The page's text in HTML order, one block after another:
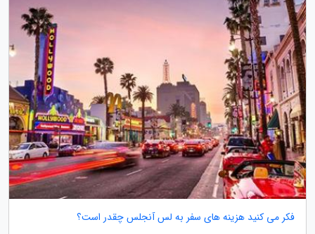
فکر می کنید هزینه های سفر به لس آنجلس چقدر است؟